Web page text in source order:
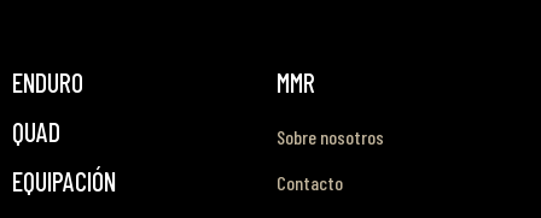
ENDURO
QUAD
EQUIPACIÓN
MMR
Sobre nosotros
Contacto